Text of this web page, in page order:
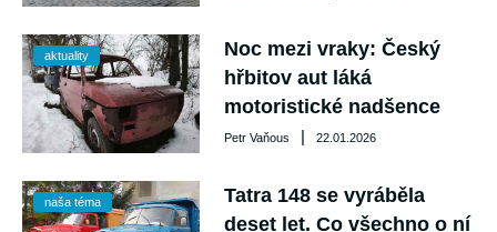
aktuality
Noc mezi vraky: Český
hřbitov aut láká
motoristické nadšence
Petr Vaňous | 22.01.2026
naša téma
Tatra 148 se vyráběla
deset let. Co všechno o ní